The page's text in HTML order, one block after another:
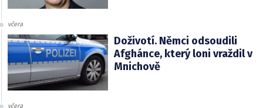
včera
Doživotí. Němci odsoudili
Afghánce, který loni vraždil v
Mnichově
včera